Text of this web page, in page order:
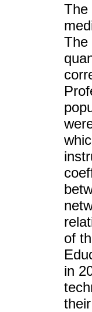
The
The
of
in